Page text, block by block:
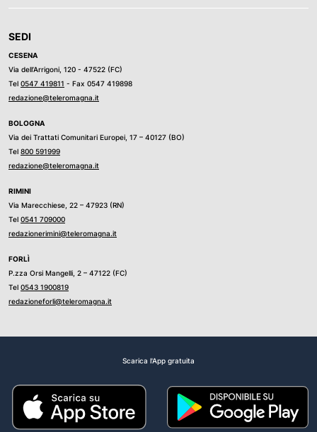
SEDI
CESENA
Via dell’Arrigoni, 120 - 47522 (FC)
Tel 0547 419811 - Fax 0547 419898
redazione@teleromagna.it
BOLOGNA
Via dei Trattati Comunitari Europei, 17 – 40127 (BO)
Tel 800 591999
redazione@teleromagna.it
RIMINI
Via Marecchiese, 22 – 47923 (RN)
Tel 0541 709000
redazionerimini@teleromagna.it
FORLÌ
P.zza Orsi Mangelli, 2 – 47122 (FC)
Tel 0543 1900819
redazioneforli@teleromagna.it
Scarica l'App gratuita